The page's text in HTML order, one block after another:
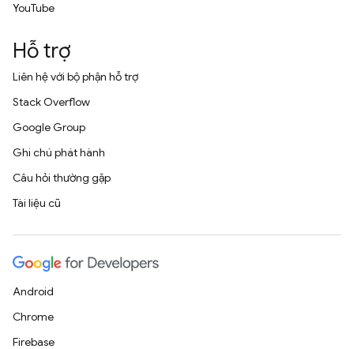
YouTube
Hỗ trợ
Liên hệ với bộ phận hỗ trợ
Stack Overflow
Google Group
Ghi chú phát hành
Câu hỏi thường gặp
Tài liệu cũ
Android
Chrome
Firebase